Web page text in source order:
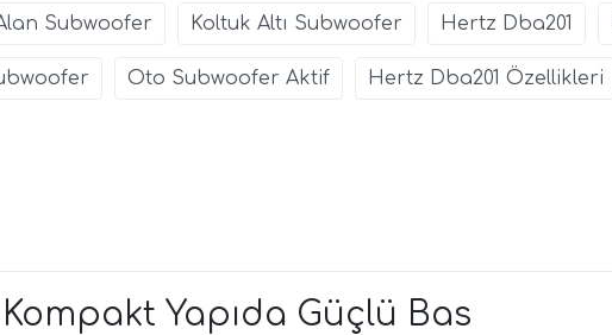
Subwoofer Koltuk Altı Subwoofer Hertz Dba201
Oto Subwoofer Aktif Hertz Dba201 Özellikleri
Kompakt Yapıda Güçlü Bas